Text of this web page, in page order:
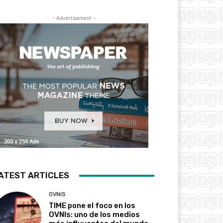
- Advertisement -
ARTICLES
OVNIS
TIME pone el foco en los
OVNIs: uno de los medios